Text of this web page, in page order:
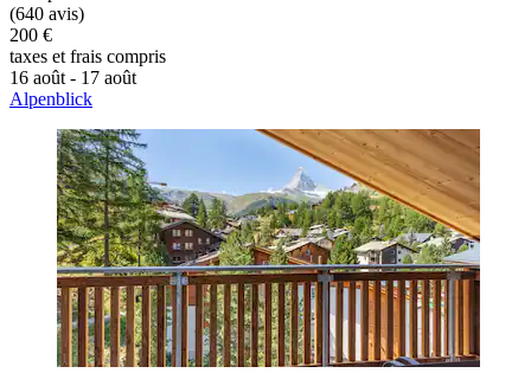
(640 avis)
200 €
taxes et frais compris
16 août - 17 août
Alpenblick